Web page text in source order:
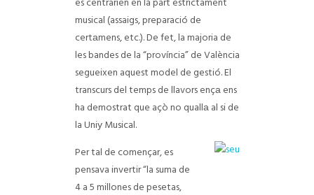
musical (assaigs, preparació de
certаmens, etc.). De fet, la majoria de
les bandes de la “província” de València
segueixen aquest model de gestió. El
transcurs del temps de llavors ençа ens
ha demostrat que açò no quallа al si de
la Uniу Musical.
Per tal de començar, es
pensava invertir “la suma de
4 a 5 millones de pesetas,